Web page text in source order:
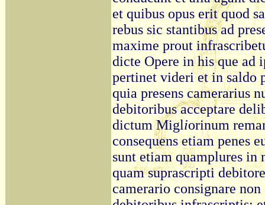
et quibus opus erit quod
rebus sic stantibus ad
maxime prout
dicte Opere in his que ad
pertinet videri et in saldo
quia presens camerarius
debitoribus acceptare
dictum Migliorinum
consequens etiam penes
sunt etiam quamplures in
quam suprascripti
camerario consignare